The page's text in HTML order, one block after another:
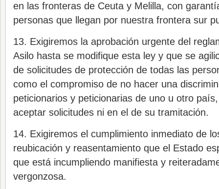
en las fronteras de Ceuta y Melilla, con
personas que llegan por nuestra frontera sur
13. Exigiremos la aprobación urgente del
Asilo hasta se modifique esta ley y que se
de solicitudes de protección de todas las
como el compromiso de no hacer una
peticionarios y peticionarias de uno u otro
aceptar solicitudes ni en el de su tramitación.
14. Exigiremos el cumplimiento inmediato de
reubicación y reasentamiento que el Estado
que está incumpliendo manifiesta y
vergonzosa.